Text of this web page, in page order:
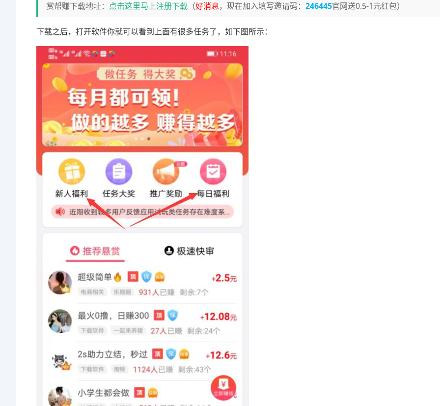
赏帮赚下载地址： 点击这里马上注册下载 （好消息，现在加入填写邀请码： 246445官网送0.5-1元红包）
下载之后，打开软件你就可以看到上面有很多任务了，如下图所示：